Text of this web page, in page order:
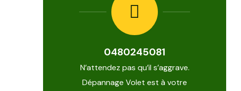
0480245081
N’attendez pas qu’il s’aggrave.
Dépannage Volet est à votre